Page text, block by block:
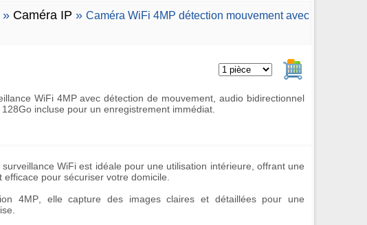
» Caméra IP » Caméra WiFi 4MP détection mouvement avec
WiFi 4MP avec détection de mouvement, audio bidirectionnel
incluse pour un enregistrement immédiat.
WiFi est idéale pour une utilisation intérieure, offrant une
efficace pour sécuriser votre domicile.
4MP , elle capture des images claires et détaillées pour une